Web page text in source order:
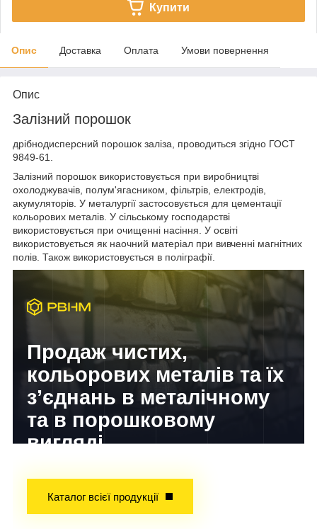
Купити
Опис Доставка Оплата Умови повернення
Опис
Залізний порошок
дрібнодисперсний порошок заліза, проводиться згідно ГОСТ
9849-61.
Залізний порошок використовується при виробництві
охолоджувачів, полум'ягасником, фільтрів, електродів,
акумуляторів. У металургії застосовується для цементації
кольорових металів. У сільському господарстві
використовується при очищенні насіння. У освіті
використовується як наочний матеріал при вивченні магнітних
полів. Також використовується в поліграфії.
Продаж чистих,
кольорових металів та їх
з’єднань в металічному
та в порошковому
вигляді
Каталог всієї продукції